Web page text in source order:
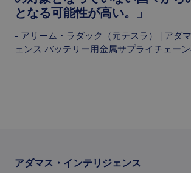
となる可能性が高い。」
– アリーム・ラダック（元テスラ） | アダ
ェンス バッテリー用金属サプライチェー
アダマス・インテリジェンス